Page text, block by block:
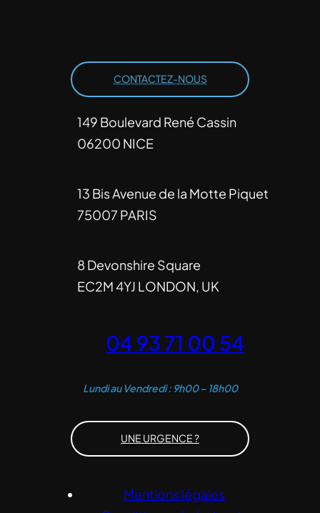
CONTACTEZ-NOUS
149 Boulevard René Cassin
06200 NICE
13 Bis Avenue de la Motte Piquet
75007 PARIS
8 Devonshire Square
EC2M 4YJ LONDON, UK
04 93 71 00 54
Lundi au Vendredi : 9h00 – 18h00
UNE URGENCE ?
Mentions légales